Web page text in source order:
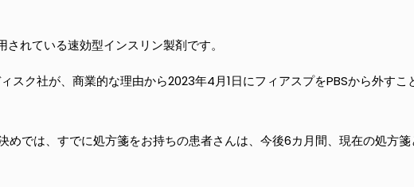
れている速効型インスリン製剤です。
スク社が、商業的な理由から2023年4月1日にフィアスプをPBSから外す
めでは、すでに処方箋をお持ちの患者さんは、今後6カ月間、現在の処方